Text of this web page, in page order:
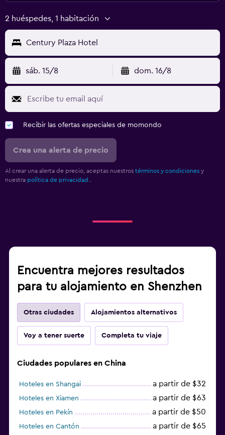
2 huéspedes, 1 habitación
Century Plaza Hotel
sáb. 15/8 dom. 16/8
Recibir las ofertas especiales de momondo
Crea una alerta de precio
Al crear una alerta de precio, aceptas nuestros términos y condiciones y
nuestra política de privacidad.
Encuentra mejores resultados
para tu alojamiento en Shenzhen
Otras ciudades Alojamientos alternativos
Voy a tener suerte Completa tu viaje
Ciudades populares en China
Hoteles en Shangai a partir de $32
Hoteles en Xiamen a partir de $63
Hoteles en Pekín a partir de $50
Hoteles en Cantón a partir de $65